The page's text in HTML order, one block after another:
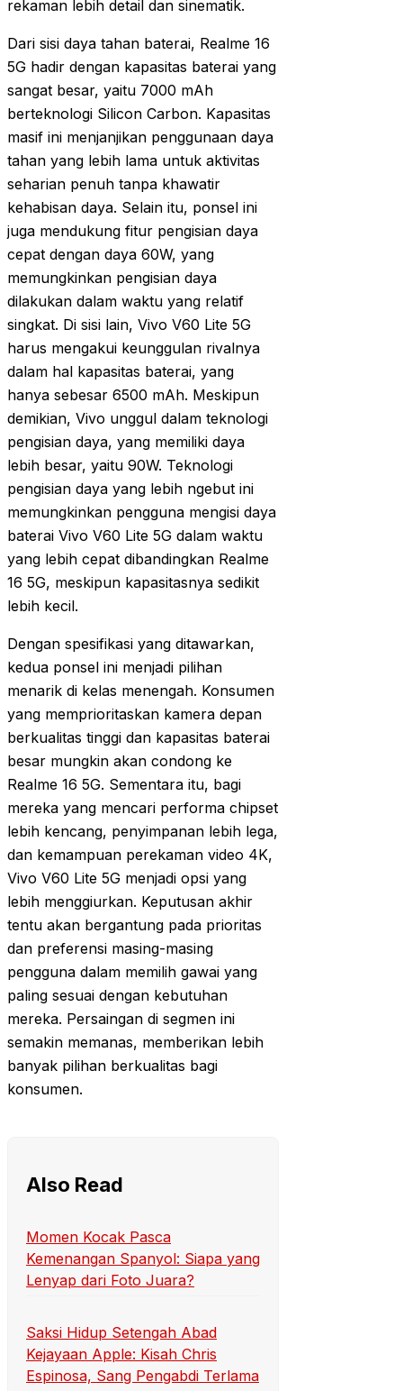
rekaman lebih detail dan sinematik.
Dari sisi daya tahan baterai, Realme 16
5G hadir dengan kapasitas baterai yang
sangat besar, yaitu 7000 mAh
berteknologi Silicon Carbon. Kapasitas
masif ini menjanjikan penggunaan daya
tahan yang lebih lama untuk aktivitas
seharian penuh tanpa khawatir
kehabisan daya. Selain itu, ponsel ini
juga mendukung fitur pengisian daya
cepat dengan daya 60W, yang
memungkinkan pengisian daya
dilakukan dalam waktu yang relatif
singkat. Di sisi lain, Vivo V60 Lite 5G
harus mengakui keunggulan rivalnya
dalam hal kapasitas baterai, yang
hanya sebesar 6500 mAh. Meskipun
demikian, Vivo unggul dalam teknologi
pengisian daya, yang memiliki daya
lebih besar, yaitu 90W. Teknologi
pengisian daya yang lebih ngebut ini
memungkinkan pengguna mengisi daya
baterai Vivo V60 Lite 5G dalam waktu
yang lebih cepat dibandingkan Realme
16 5G, meskipun kapasitasnya sedikit
lebih kecil.
Dengan spesifikasi yang ditawarkan,
kedua ponsel ini menjadi pilihan
menarik di kelas menengah. Konsumen
yang memprioritaskan kamera depan
berkualitas tinggi dan kapasitas baterai
besar mungkin akan condong ke
Realme 16 5G. Sementara itu, bagi
mereka yang mencari performa chipset
lebih kencang, penyimpanan lebih lega,
dan kemampuan perekaman video 4K,
Vivo V60 Lite 5G menjadi opsi yang
lebih menggiurkan. Keputusan akhir
tentu akan bergantung pada prioritas
dan preferensi masing-masing
pengguna dalam memilih gawai yang
paling sesuai dengan kebutuhan
mereka. Persaingan di segmen ini
semakin memanas, memberikan lebih
banyak pilihan berkualitas bagi
konsumen.
Also Read
Momen Kocak Pasca
Kemenangan Spanyol: Siapa yang
Lenyap dari Foto Juara?
Saksi Hidup Setengah Abad
Kejayaan Apple: Kisah Chris
Espinosa, Sang Pengabdi Terlama